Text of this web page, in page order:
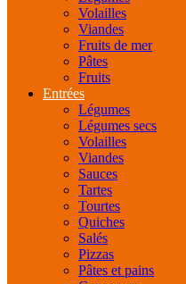
Volailles
Viandes
Fruits de mer
Pâtes
Fruits
Entrées
Légumes
Légumes secs
Volailles
Viandes
Sauces
Tartes
Tourtes
Quiches
Salés
Pizzas
Pâtes et pains